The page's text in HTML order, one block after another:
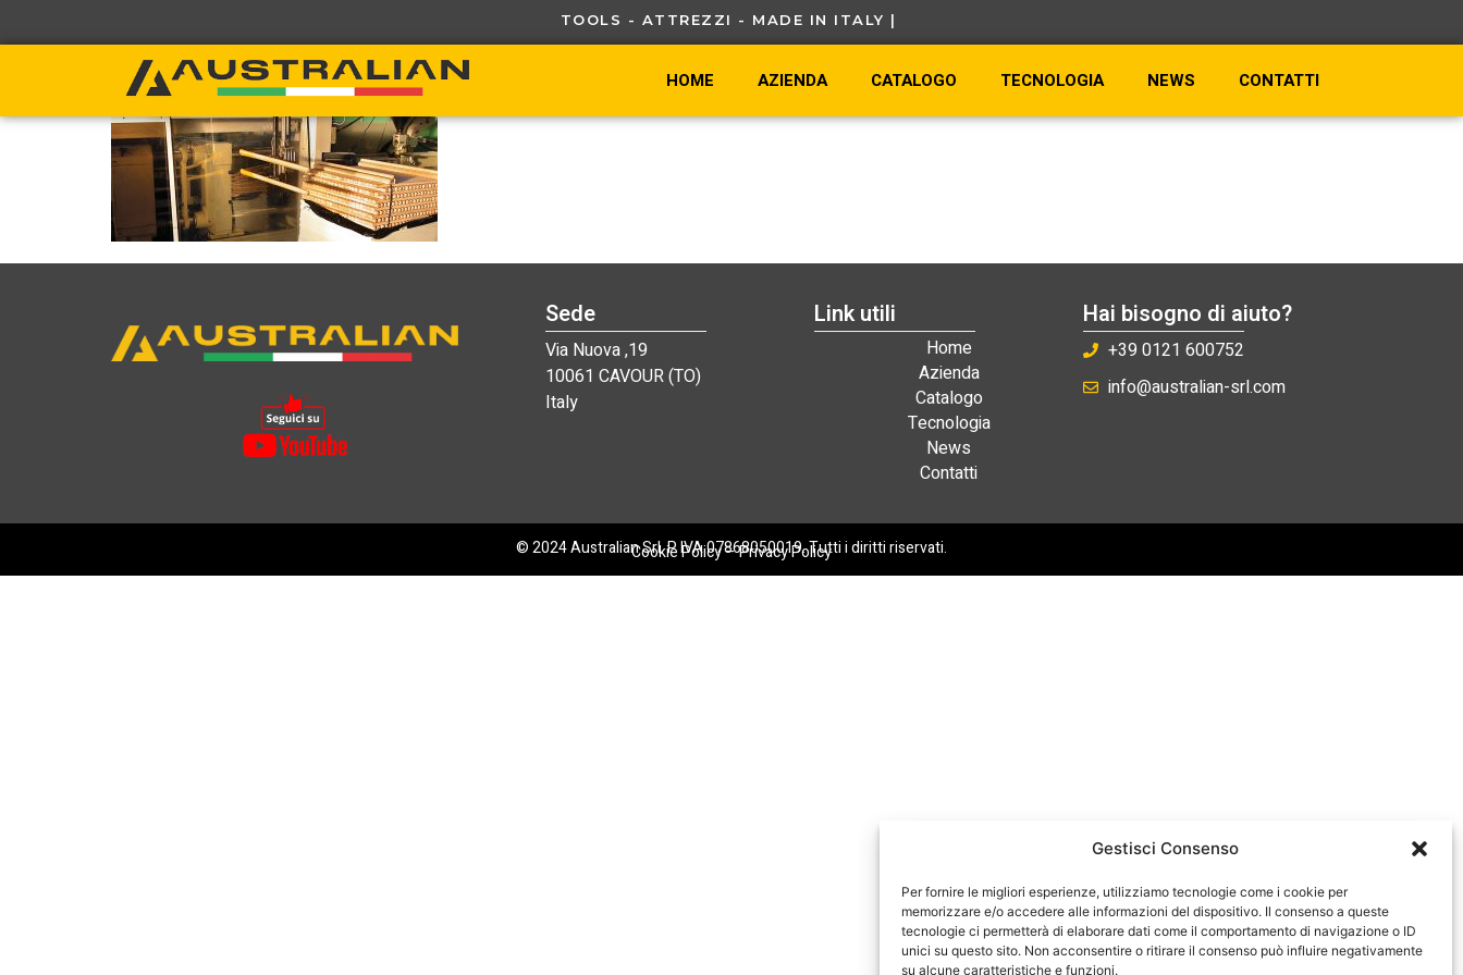
Gestisci Consenso
Per fornire le migliori esperienze, utilizziamo tecnologie come i cookie per
memorizzare e/o accedere alle informazioni del dispositivo. Il consenso a queste
tecnologie ci permetterà di elaborare dati come il comportamento di navigazione o ID
unici su questo sito. Non acconsentire o ritirare il consenso può influire negativamente
su alcune caratteristiche e funzioni.
TOOLS - ATTREZZI - MADE IN ITALY |
HOME AZIENDA CATALOGO TECNOLOGIA NEWS CONTATTI
Sede
Via Nuova ,19
10061 CAVOUR (TO)
Italy
Link utili
Home
Azienda
Catalogo
Tecnologia
News
Contatti
Hai bisogno di aiuto?
+39 0121 600752
info@australian-srl.com
© 2024 Australian Srl. P. IVA 07868050019. Tutti i diritti riservati.
Cookie Policy–Privacy Policy